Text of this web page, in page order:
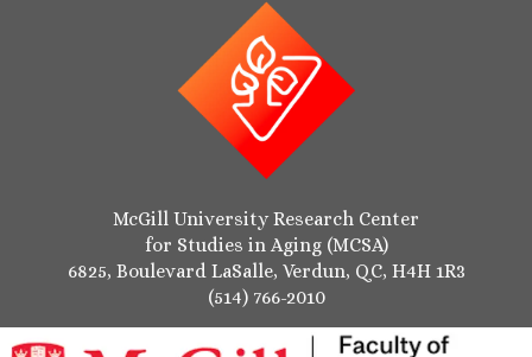
McGill University Research Center
for Studies in Aging (MCSA)
6825, Boulevard LaSalle, Verdun, QC, H4H 1R3
(514) 766-2010